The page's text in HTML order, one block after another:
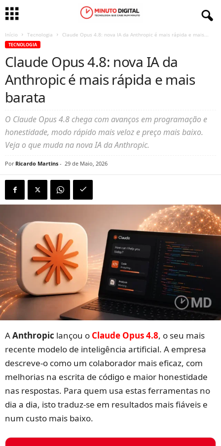
Início Tecnologia Claude Opus 4.8: nova IA da Anthropic é mais rápida e mais...
TECNOLOGIA
Claude Opus 4.8: nova IA da
Anthropic é mais rápida e mais
barata
O Claude Opus 4.8 chega com avanços em programação e
honestidade, modo rápido mais veloz e preço mais baixo.
Veja o que muda na nova IA da Anthropic.
Por Ricardo Martins - 29 de Maio, 2026
AAnthropic lançou o Claude Opus 4.8, o seu mais
recente modelo de inteligência artificial. A empresa
descreve-o como um colaborador mais eficaz, com
melhorias na escrita de código e maior honestidade
nas respostas. Para quem usa estas ferramentas no
dia a dia, isto traduz-se em resultados mais fiáveis e
num custo mais baixo.